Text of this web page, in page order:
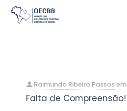
Raimundo Ribeiro Passosem
Falta de Compreensão!